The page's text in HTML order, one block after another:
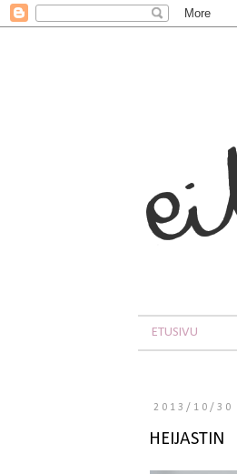
ETUSIVU
2013/10/30
HEIJASTIN